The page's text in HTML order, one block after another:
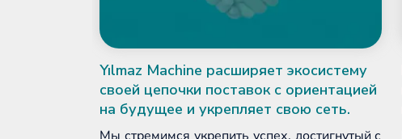
Yılmaz Machine расширяет экосистему
своей цепочки поставок с ориентацией
на будущее и укрепляет свою сеть.